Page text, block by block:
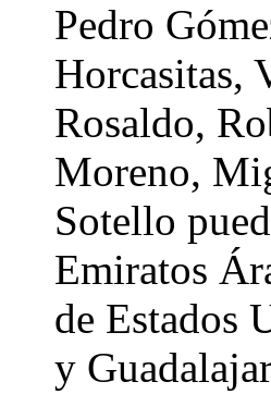
Pedro
Horcasitas,
Rosaldo,
Moreno,
Sotello
Emiratos
de Estados
y